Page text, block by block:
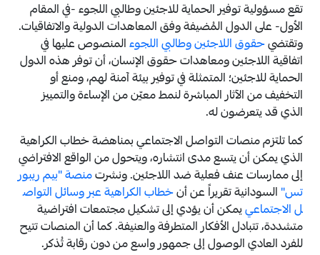
تقع مسؤولية توفير الحماية للاجئين وطالبي اللجوء -في المقام
الأول- على الدول المُضيفة وفق المعاهدات الدولية والاتفاقيات.
وتقتضيحقوق اللاجئين وطالبي اللجوءالمنصوص عليها في
اتفاقية اللاجئين ومعاهدات حقوق الإنسان، أن توفر هذه الدول
الحماية للاجئين؛ المتمثلة في توفير بيئة آمنة لهم، ومنع أو
التخفيف من الآثار المباشرة لنمط معيّن من الإساءة والتمييز
الذي قد يتعرضون له.
كما تلتزم منصات التواصل الاجتماعي بمناهضة خطاب الكراهية
الذي يمكن أن يتسع مدى انتشاره، ويتحول من الواقع الافتراضي
إلى ممارسات عنف فعلية ضد اللاجئين. ونشرتمنصة "بيم ريبور
تس" السودانية تقريراً عن أنخطاب الكراهية عبر وسائل التواص
ل الاجتماعييمكن أن يؤدي إلى تشكيل مجتمعات افتراضية
متشددة، تتبادل الأفكار المتطرفة والعنيفة. كما أن المنصات تتيح
للفرد العادي الوصول إلى جمهور واسع من دون رقابة تُذكر.